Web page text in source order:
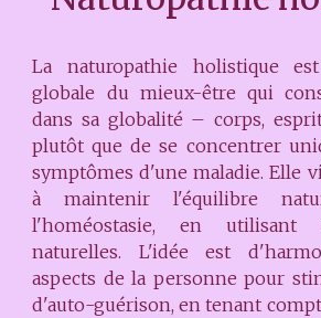
La naturopathie holistique
globale du mieux-être qui
dans sa globalité – corps,
plutôt que de se concentrer
symptômes d'une maladie. Elle
à maintenir l'équilibre
l'homéostasie, en utilisant
naturelles. L'idée est
aspects de la personne pour
d'auto-guérison, en tenant